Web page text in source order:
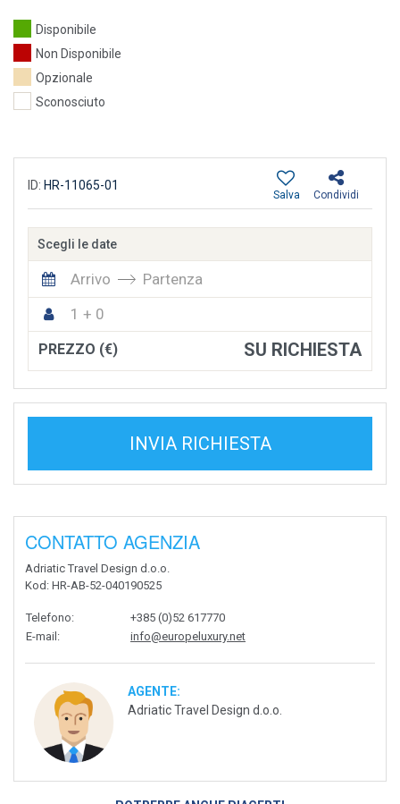
Disponibile
Non Disponibile
Opzionale
Sconosciuto
ID: HR-11065-01
Condividi
Salva
Scegli le date
Arrivo
Partenza
1 + 0
PREZZO (€) SU RICHIESTA
INVIA RICHIESTA
CONTATTO AGENZIA
Adriatic Travel Design d.o.o.
Kod : HR-AB-52-040190525
Telefono:
+385 (0)52 617770
E-mail : info@europeluxury.net
AGENTE:
Adriatic Travel Design d.o.o.